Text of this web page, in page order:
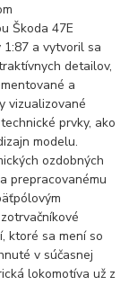
Škoda 47E
1:87 a vytvoril sa
detailov,
a
vizualizované
prvky, ako
modelu.
ozdobných
prepracovanému
ktoré sa mení so
v súčasnej
lokomotíva už z